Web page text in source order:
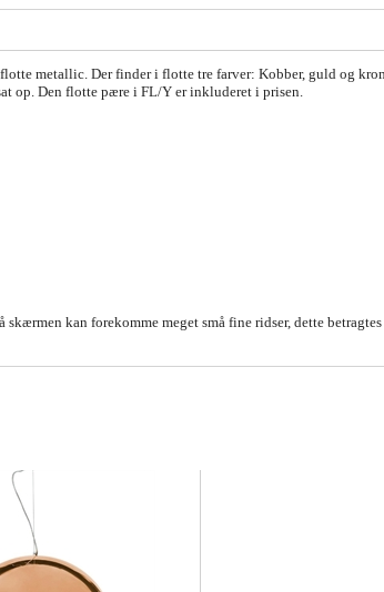
metallic. Der finder i flotte tre farver: Kobber, guld og
op. Den flotte pære i FL/Y er inkluderet i prisen.
kan forekomme meget små fine ridser, dette